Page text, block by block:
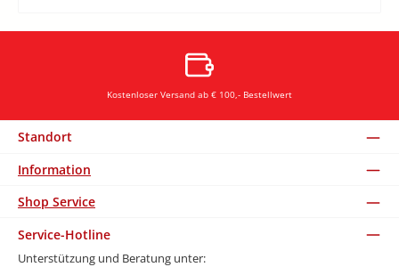
Kostenloser Versand ab € 100,- Bestellwert
Standort
Information
Shop Service
Service-Hotline
Unterstützung und Beratung unter: